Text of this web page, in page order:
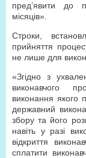
пред’явити до
місяців».
Строки,
прийняття
не лише для
«Згідно з
виконавчого
виконання якого
державний
збору та його
навіть у разі
відкриття
сплатити